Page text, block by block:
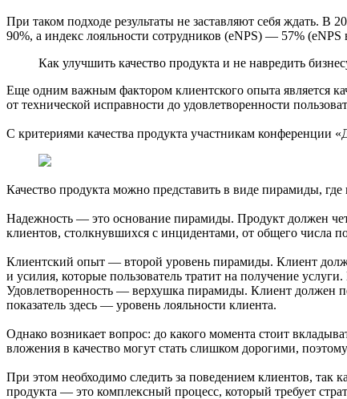
При таком подходе результаты не заставляют себя ждать. В
90%, а индекс лояльности сотрудников (eNPS) — 57%
Как улучшить качество продукта и не навредить
Еще одним важным фактором клиентского опыта является
от технической исправности до удовлетворенности
С критериями качества продукта участникам конференции
Качество продукта можно представить в виде пирамиды,
Надежность — это основание пирамиды. Продукт должен
клиентов, столкнувшихся с инцидентами, от общего числа
Клиентский опыт — второй уровень пирамиды. Клиент
и усилия, которые пользователь тратит на получение
Удовлетворенность — верхушка пирамиды. Клиент должен
показатель здесь — уровень лояльности клиента.
Однако возникает вопрос: до какого момента стоит
вложения в качество могут стать слишком дорогими,
При этом необходимо следить за поведением клиентов, так
продукта — это комплексный процесс, который требует